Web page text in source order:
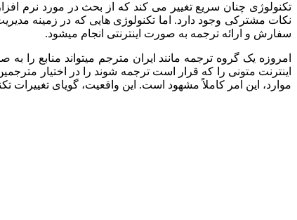
تکنولوژی چنان سریع تغییر می کند که از بحث در مورد نرم
نکات مشترکی وجود دارد. اما تکنولوژی هایی که در زمینه
سفارش و ارائه ترجمه به صورت اینترنتی انجام میشود.
امروزه یک گروه ترجمه مانند ایران مترجم میتواند منابع
اینترنت متونی را که قرار است ترجمه شوند را در اختیار
موارد، این امر کاملاً مشهود است. این واقعیت، گویای تغییرات تکنولوژیکی بسیار گسترده